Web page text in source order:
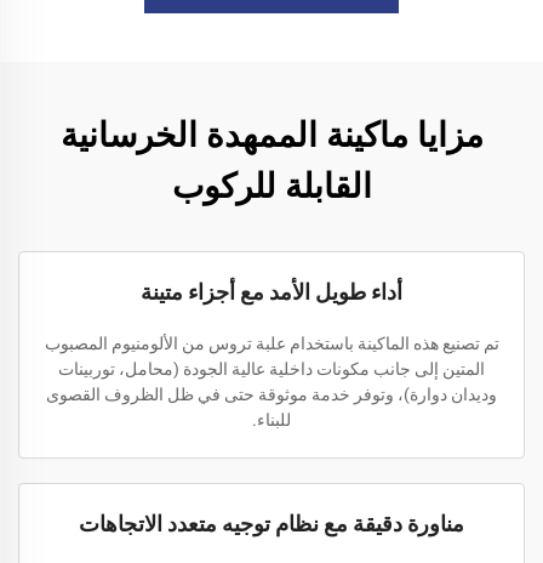
مزايا ماكينة الممهدة الخرسانية
القابلة للركوب
أداء طويل الأمد مع أجزاء متينة
تم تصنيع هذه الماكينة باستخدام علبة تروس من الألومنيوم المصبوب
المتين إلى جانب مكونات داخلية عالية الجودة (محامل، توربينات
وديدان دوارة)، وتوفر خدمة موثوقة حتى في ظل الظروف القصوى
للبناء.
مناورة دقيقة مع نظام توجيه متعدد الاتجاهات